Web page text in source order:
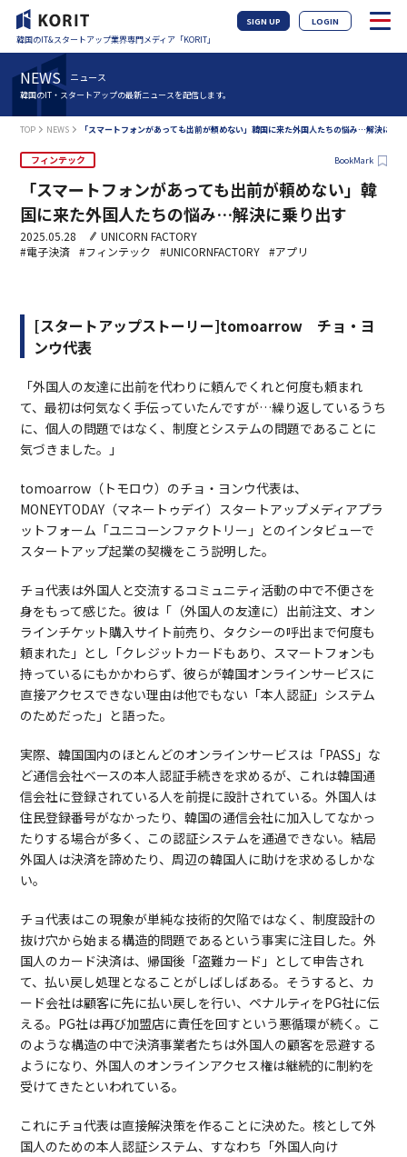
韓国のIT&スタートアップ業界専門メディア「KORIT」
SIGN UP LOGIN
NEWS ニュース
韓国のIT・スタートアップの最新ニュースを配信します。
TOP NEWS 「スマートフォンがあっても出前が頼めない」韓国に来た外国人たちの悩み…解決に乗
フィンテック BookMark
「スマートフォンがあっても出前が頼めない」韓
国に来た外国人たちの悩み…解決に乗り出す
2025.05.28
UNICORN FACTORY
#電子決済
#フィンテック #UNICORNFACTORY #アプリ
[スタートアップストーリー]tomoarrow
チョ・ヨ
ンウ代表
「外国人の友達に出前を代わりに頼んでくれと何度も頼まれ
て、最初は何気なく手伝っていたんですが…繰り返しているうち
に、個人の問題ではなく、制度とシステムの問題であることに
気づきました。」
tomoarrow（トモロウ）のチョ・ヨンウ代表は、
MONEYTODAY（マネートゥデイ）スタートアップメディアプラ
ットフォーム「ユニコーンファクトリー」とのインタビューで
スタートアップ起業の契機をこう説明した。
チョ代表は外国人と交流するコミュニティ活動の中で不便さを
身をもって感じた。彼は「（外国人の友達に）出前注文、オン
ラインチケット購入サイト前売り、タクシーの呼出まで何度も
頼まれた」とし「クレジットカードもあり、スマートフォンも
持っているにもかかわらず、彼らが韓国オンラインサービスに
直接アクセスできない理由は他でもない「本人認証」システム
のためだった」と語った。
実際、韓国国内のほとんどのオンラインサービスは「PASS」な
ど通信会社ベースの本人認証手続きを求めるが、これは韓国通
信会社に登録されている人を前提に設計されている。外国人は
住民登録番号がなかったり、韓国の通信会社に加入してなかっ
たりする場合が多く、この認証システムを通過できない。結局
外国人は決済を諦めたり、周辺の韓国人に助けを求めるしかな
い。
チョ代表はこの現象が単純な技術的欠陥ではなく、制度設計の
抜け穴から始まる構造的問題であるという事実に注目した。外
国人のカード決済は、帰国後「盗難カード」として申告され
て、払い戻し処理となることがしばしばある。そうすると、カ
ード会社は顧客に先に払い戻しを行い、ペナルティをPG社に伝
える。PG社は再び加盟店に責任を回すという悪循環が続く。こ
のような構造の中で決済事業者たちは外国人の顧客を忌避する
ようになり、外国人のオンラインアクセス権は継続的に制約を
受けてきたといわれている。
これにチョ代表は直接解決策を作ることに決めた。核として外
国人のための本人認証システム、すなわち「外国人向け